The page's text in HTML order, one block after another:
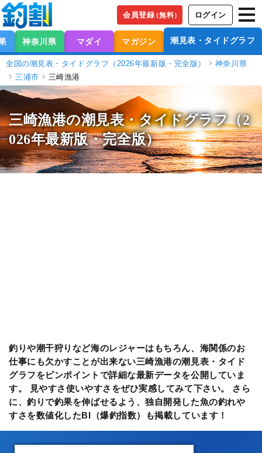
会員登録（無料） ログイン
神奈川県 マダイ マガジン 潮見表・タイドグラフ
全国の潮見表・タイドグラフ（2026年最新版・完全版）
神奈川県
三浦市
三崎漁港
三崎漁港の潮見表・タイドグラフ（2
026年最新版・完全版）
釣りや潮干狩りなど海のレジャーはもちろん、海関係のお
仕事にも欠かすことが出来ない三崎漁港の潮見表・タイド
グラフをピンポイントで詳細な最新データを公開していま
す。 見やすさ使いやすさをぜひ実感してみて下さい。 さら
に、釣りで釣果を伸ばせるよう、独自開発した魚の釣れや
すさを数値化したBI（爆釣指数）も掲載しています！